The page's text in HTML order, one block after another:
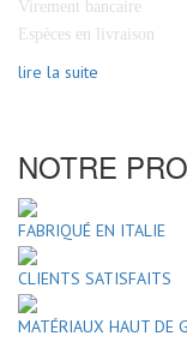
Virement bancaire
Espèces en livraison
lire la suite
NOTRE
FABRIQUÉ EN ITALIE
CLIENTS SATISFAITS
MATÉRIAUX HAUT DE